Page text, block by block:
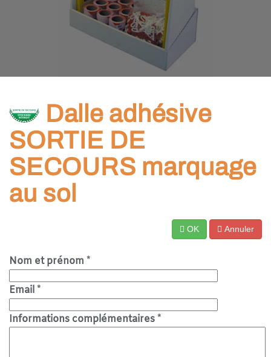
Dalle adhésive
SORTIE DE
SECOURS marquage
au sol
OK Annuler
Nom et prénom *
Email*
Informations complémentaires*